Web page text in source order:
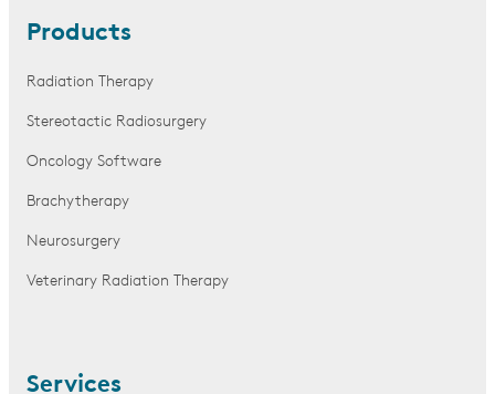
Products
Radiation Therapy
Stereotactic Radiosurgery
Oncology Software
Brachytherapy
Neurosurgery
Veterinary Radiation Therapy
Services